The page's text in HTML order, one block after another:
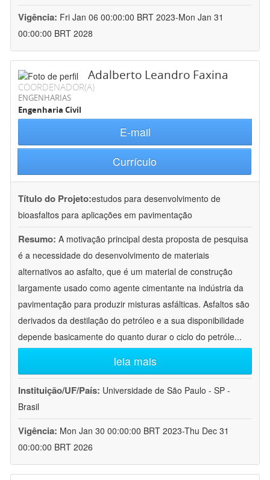
Vigência: Fri Jan 06 00:00:00 BRT 2023-Mon Jan 31
00:00:00 BRT 2028
Adalberto Leandro Faxina
COORDENADOR(A)
ENGENHARIAS
Engenharia Civil
E-mail
Currículo
Título do Projeto:estudos para desenvolvimento de
bioasfaltos para aplicações em pavimentação
Resumo: A motivação principal desta proposta de pesquisa
é a necessidade do desenvolvimento de materiais
alternativos ao asfalto, que é um material de construção
largamente usado como agente cimentante na indústria da
pavimentação para produzir misturas asfálticas. Asfaltos são
derivados da destilação do petróleo e a sua disponibilidade
depende basicamente do quanto durar o ciclo do petróle...
leia mais
Instituição/UF/País: Universidade de São Paulo - SP -
Brasil
Vigência: Mon Jan 30 00:00:00 BRT 2023-Thu Dec 31
00:00:00 BRT 2026